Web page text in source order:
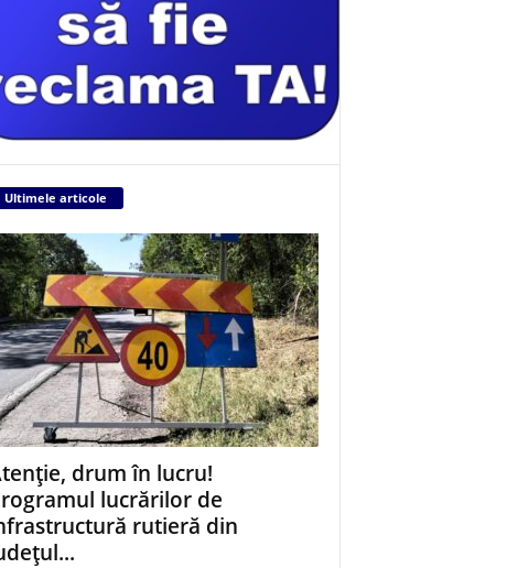
Ultimele articole
drum în lucru!
lucrărilor de
rutieră din